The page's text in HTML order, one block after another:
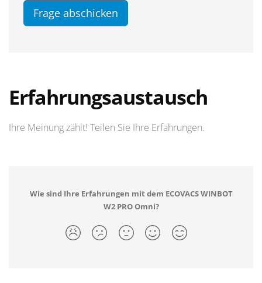
Frage abschicken
Erfahrungsaustausch
Ihre Meinung zählt! Teilen Sie Ihre Erfahrungen.
Wie sind Ihre Erfahrungen mit dem ECOVACS WINBOT
‎W2 PRO Omni?